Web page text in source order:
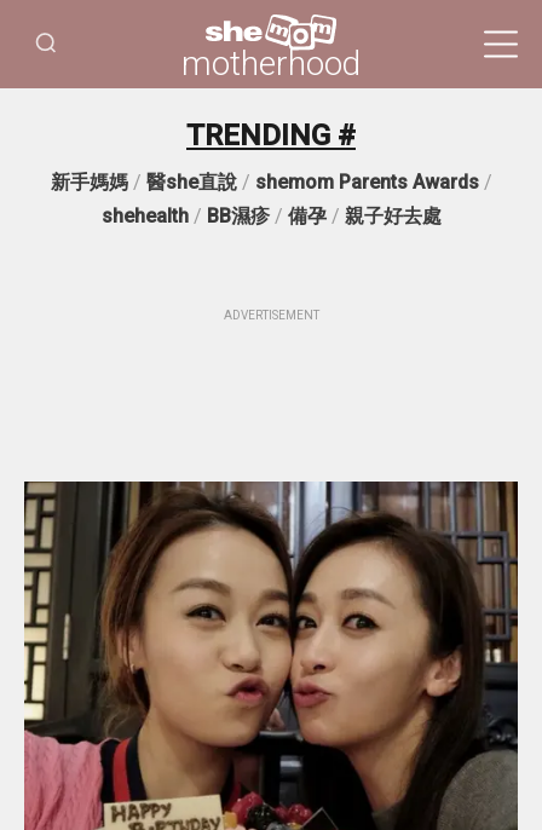
motherhood
TRENDING #
新手媽媽/ 醫she直說/ shemom Parents Awards/
shehealth/ BB濕疹/ 備孕/ 親子好去處
ADVERTISEMENT